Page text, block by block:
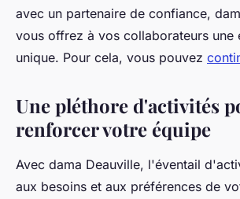
avec un partenaire de confiance,
vous offrez à vos collaborateurs une
unique. Pour cela, vous pouvez
Une pléthore d'activités
renforcer votre équipe
Avec dama Deauville, l'éventail
aux besoins et aux préférences de